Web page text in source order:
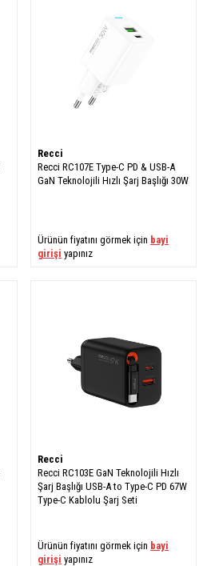
Recci
Recci RC107E Type-C PD & USB-A
GaN Teknolojili Hızlı Şarj Başlığı 30W
Ürünün fiyatını görmek için bayi
girişi yapınız
Recci
Recci RC103E GaN Teknolojili Hızlı
Şarj Başlığı USB-A to Type-C PD 67W
Type-C Kablolu Şarj Seti
Ürünün fiyatını görmek için bayi
girişi yapınız